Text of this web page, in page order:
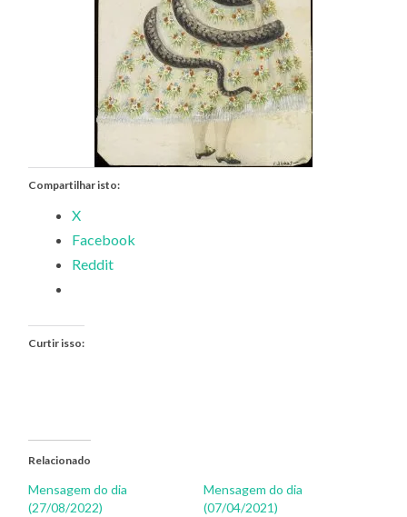
Compartilhar isto:
X
Facebook
Reddit
Curtir isso:
Relacionado
Mensagem do dia
(27/08/2022)
Mensagem do dia
(07/04/2021)